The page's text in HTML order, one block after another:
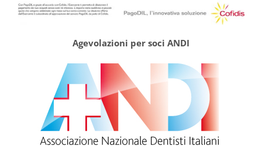
Agevolazioni per soci ANDI